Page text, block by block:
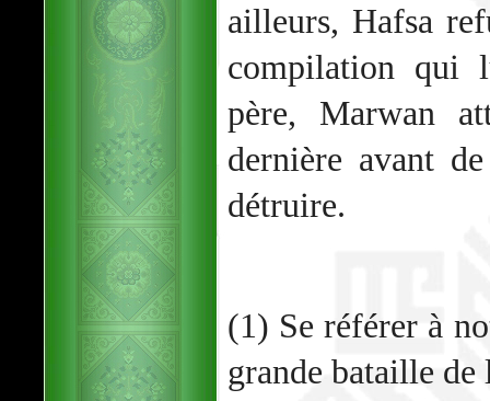
ailleurs, Hafsa
compilation qui
père, Marwan
dernière avant
détruire.
(1) Se référer à
grande bataille